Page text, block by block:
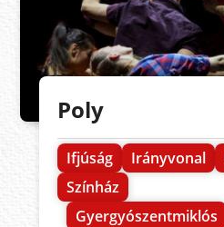
Poly
Ifjúság Irányvonal
Színház
Gyergyószentmiklós